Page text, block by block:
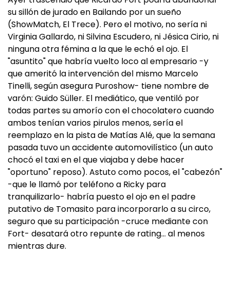
su sillón de jurado en Bailando por un sueño
(ShowMatch, El Trece). Pero el motivo, no sería ni
Virginia Gallardo, ni Silvina Escudero, ni Jésica Cirio, ni
ninguna otra fémina a la que le echó el ojo. El
"asuntito" que habría vuelto loco al empresario -y
que ameritó la intervención del mismo Marcelo
Tinelli, según asegura Puroshow- tiene nombre de
varón: Guido Süller. El mediático, que ventiló por
todas partes su amorío con el chocolatero cuando
ambos tenían varios pirulos menos, sería el
reemplazo en la pista de Matías Alé, que la semana
pasada tuvo un accidente automovilístico (un auto
chocó el taxi en el que viajaba y debe hacer
"oportuno" reposo). Astuto como pocos, el "cabezón"
-que le llamó por teléfono a Ricky para
tranquilizarlo- habría puesto el ojo en el padre
putativo de Tomasito para incorporarlo a su circo,
seguro que su participación -cruce mediante con
Fort- desatará otro repunte de rating… al menos
mientras dure.